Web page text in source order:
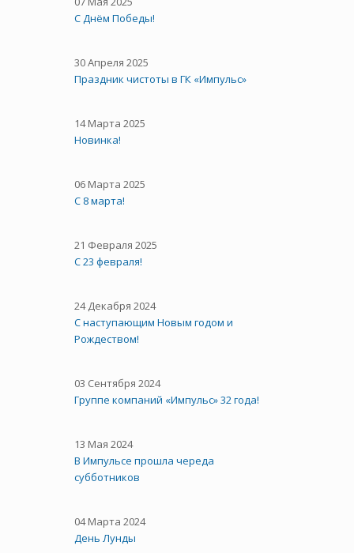
С Днём Победы!
30 Апреля 2025
Праздник чистоты в ГК «Импульс»
14 Марта 2025
Новинка!
06 Марта 2025
С 8 марта!
21 Февраля 2025
С 23 февраля!
24 Декабря 2024
С наступающим Новым годом и
Рождеством!
03 Сентября 2024
Группе компаний «Импульс» 32 года!
13 Мая 2024
В Импульсе прошла череда
субботников
04 Марта 2024
День Лунды